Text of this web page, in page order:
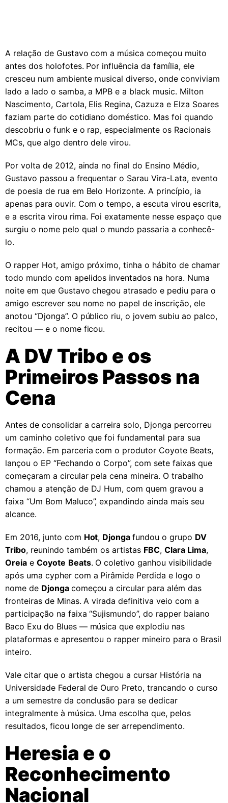
A relação de Gustavo com a música começou muito
antes dos holofotes. Por influência da família, ele
cresceu num ambiente musical diverso, onde conviviam
lado a lado o samba, a MPB e a black music. Milton
Nascimento, Cartola, Elis Regina, Cazuza e Elza Soares
faziam parte do cotidiano doméstico. Mas foi quando
descobriu o funk e o rap, especialmente os Racionais
MCs, que algo dentro dele virou.
Por volta de 2012, ainda no final do Ensino Médio,
Gustavo passou a frequentar o Sarau Vira-Lata, evento
de poesia de rua em Belo Horizonte. A princípio, ia
apenas para ouvir. Com o tempo, a escuta virou escrita,
e a escrita virou rima. Foi exatamente nesse espaço que
surgiu o nome pelo qual o mundo passaria a conhecê-
lo.
O rapper Hot, amigo próximo, tinha o hábito de chamar
todo mundo com apelidos inventados na hora. Numa
noite em que Gustavo chegou atrasado e pediu para o
amigo escrever seu nome no papel de inscrição, ele
anotou “Djonga”. O público riu, o jovem subiu ao palco,
recitou — e o nome ficou.
A DV Tribo e os
Primeiros Passos na
Cena
Antes de consolidar a carreira solo, Djonga percorreu
um caminho coletivo que foi fundamental para sua
formação. Em parceria com o produtor Coyote Beats,
lançou o EP “Fechando o Corpo”, com sete faixas que
começaram a circular pela cena mineira. O trabalho
chamou a atenção de DJ Hum, com quem gravou a
faixa “Um Bom Maluco”, expandindo ainda mais seu
alcance.
Em 2016, junto com Hot, Djongafundou o grupo DV
Tribo, reunindo também os artistas FBC,Clara Lima,
Oreiae Coyote Beats. O coletivo ganhou visibilidade
após uma cypher com a Pirâmide Perdida e logo o
nome de Djonga começou a circular para além das
fronteiras de Minas. A virada definitiva veio com a
participação na faixa “Sujismundo”, do rapper baiano
Baco Exu do Blues — música que explodiu nas
plataformas e apresentou o rapper mineiro para o Brasil
inteiro.
Vale citar que o artista chegou a cursar História na
Universidade Federal de Ouro Preto, trancando o curso
a um semestre da conclusão para se dedicar
integralmente à música. Uma escolha que, pelos
resultados, ficou longe de ser arrependimento.
Heresia e o
Reconhecimento
Nacional